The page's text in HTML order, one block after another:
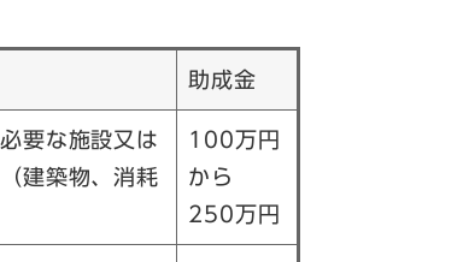
助成金
要な施設又は
建築物、消耗
100万円
から
250万円